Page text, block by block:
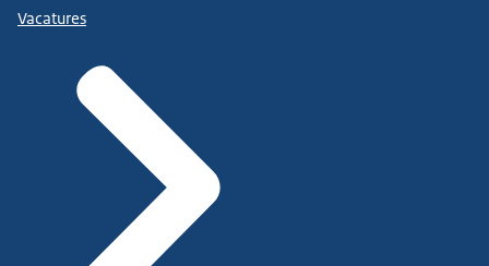
Vacatures